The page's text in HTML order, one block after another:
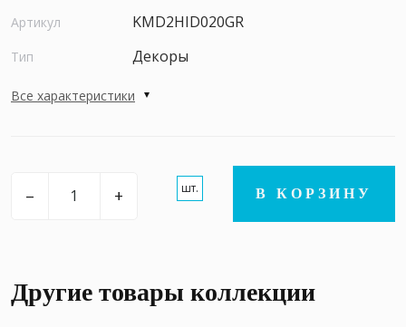
Артикул KMD2HID020GR
Тип Декоры
Все характеристики
– + шт. В КОРЗИНУ
Другие товары коллекции